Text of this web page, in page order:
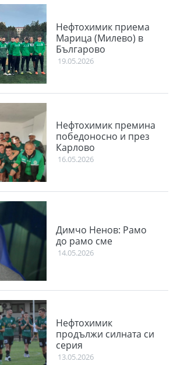
Нефтохимик приема
Марица (Милево) в
Българово
19.05.2026
Нефтохимик премина
победоносно и през
Карлово
16.05.2026
Димчо Ненов: Рамо
до рамо сме
14.05.2026
Нефтохимик
продължи силната си
серия
13.05.2026